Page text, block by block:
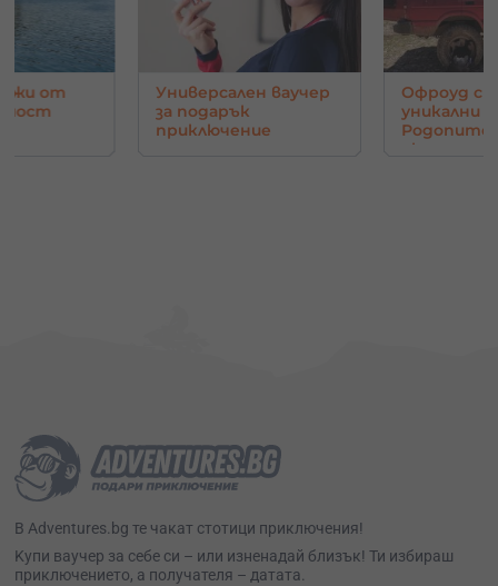
от
мост
Универсален ваучер
за подарък
приключение
Офроуд с
уникални
Родопите
око
В Adventures.bg те чакат стотици приключения!
Kупи ваучер за себе си – или изненадай близък! Ти избираш
приключението, а получателя – датата.